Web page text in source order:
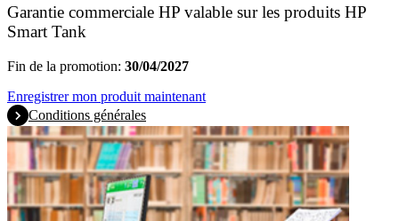
Garantie commerciale HP valable sur les produits HP
Smart Tank
Fin de la promotion: 30/04/2027
Enregistrer mon produit maintenant
Conditions générales